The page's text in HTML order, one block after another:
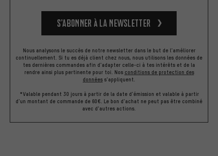
S’abonner à la newsletter
Nous analysons le succès de notre newsletter dans le but de l'améliorer
continuellement. Si tu es déjà client chez nous, nous utilisons les données de
tes dernières commandes afin d'adapter celle-ci à tes intérêts et de la
rendre ainsi plus pertinente pour toi. Nos conditions de protection des
données s'appliquent.
*Valable pendant 30 jours à partir de la date d'émission et valable à partir
d'un montant de commande de 60€. Le bon d'achat ne peut pas être combiné
avec d'autres actions.